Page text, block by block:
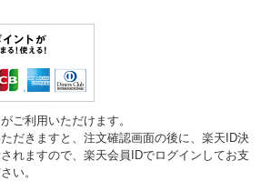
ご利用いただけます。
だきますと、注文確認画面の後に、楽天ID決
れますので、楽天会員IDでログインしてお支
い。